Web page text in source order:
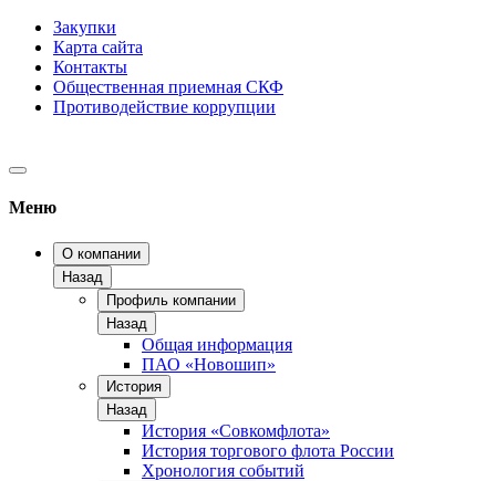
Закупки
Карта сайта
Контакты
Общественная приемная СКФ
Противодействие коррупции
Меню
О компании
Назад
Профиль компании
Назад
Общая информация
ПАО «Новошип»
История
Назад
История «Совкомфлота»
История торгового флота России
Хронология событий